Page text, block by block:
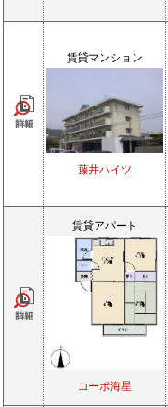
賃貸マンション
藤井ハイツ
賃貸アパート
コーポ海星